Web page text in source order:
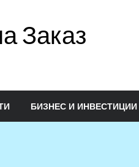
Заказ
БИЗНЕС И ИНВЕСТИЦИИ